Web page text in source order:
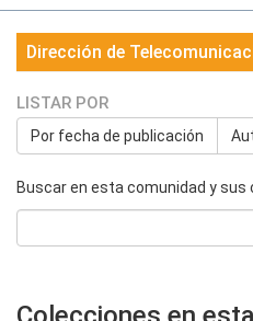
Dirección de
LISTAR POR
Por fecha de publicación
Buscar en esta comunidad y sus